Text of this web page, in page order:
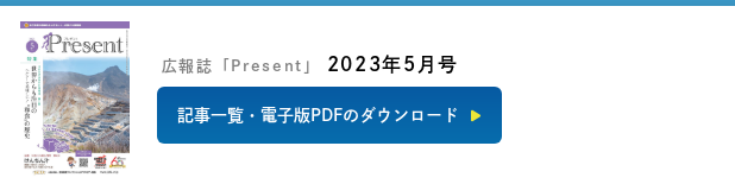
広報誌「Present」 2023年5月号
記事一覧・電子版PDFのダウンロード